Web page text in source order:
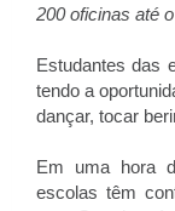
200 oficinas até
Estudantes das
tendo a
dançar, tocar
Em uma hora
escolas têm